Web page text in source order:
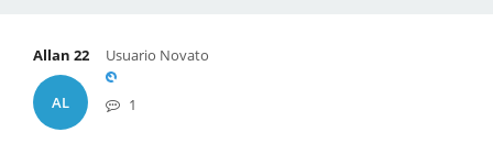
Allan 22
AL
Usuario Novato
1